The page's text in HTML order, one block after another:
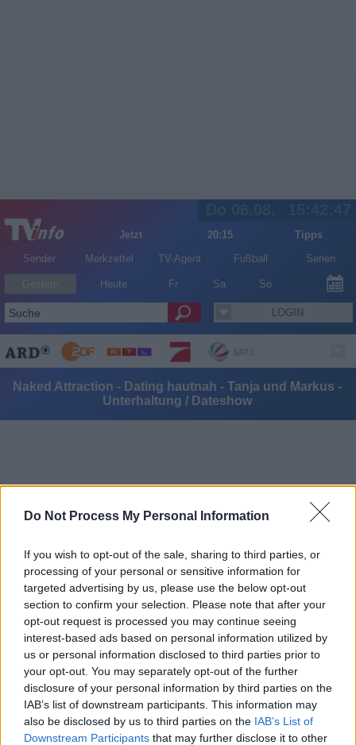
Do Not Process My Personal Information
If you wish to opt-out of the sale, sharing to third parties, or
processing of your personal or sensitive information for
targeted advertising by us, please use the below opt-out
section to confirm your selection. Please note that after your
opt-out request is processed you may continue seeing
interest-based ads based on personal information utilized by
us or personal information disclosed to third parties prior to
your opt-out. You may separately opt-out of the further
disclosure of your personal information by third parties on the
IAB’s list of downstream participants. This information may
also be disclosed by us to third parties on the IAB’s List of
Downstream Participants that may further disclose it to other
Jetzt 20:15
Tipps
Sender
Merkzettel TV-Agent Fußball Serien
Heute Fr Sa So
LOGIN
Naked Attraction - Dating hautnah - Tanja und Markus -
Unterhaltung / Dateshow